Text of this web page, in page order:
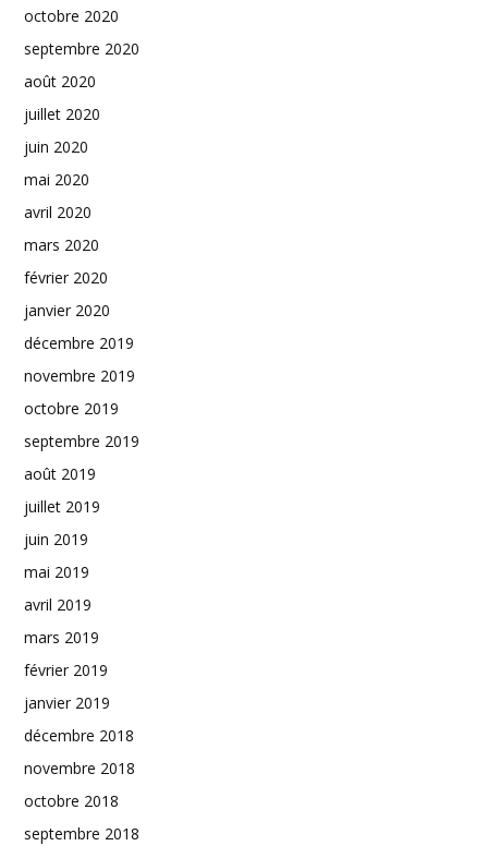
octobre 2020
septembre 2020
août 2020
juillet 2020
juin 2020
mai 2020
avril 2020
mars 2020
février 2020
janvier 2020
décembre 2019
novembre 2019
octobre 2019
septembre 2019
août 2019
juillet 2019
juin 2019
mai 2019
avril 2019
mars 2019
février 2019
janvier 2019
décembre 2018
novembre 2018
octobre 2018
septembre 2018